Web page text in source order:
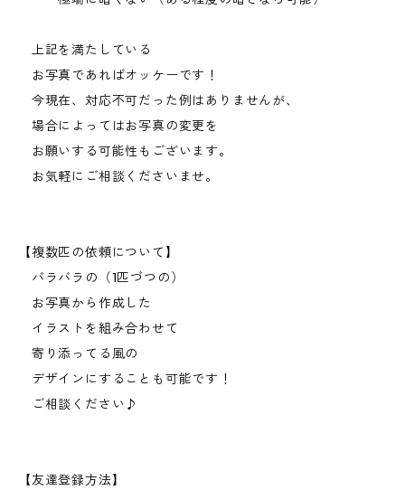
上記を満たしている
お写真であればオッケーです！
今現在、対応不可だった例はありませんが、
場合によってはお写真の変更を
お願いする可能性もございます。
お気軽にご相談くださいませ。
【複数匹の依頼について】
バラバラの（1匹づつの）
お写真から作成した
イラストを組み合わせて
寄り添ってる風の
デザインにすることも可能です！
ご相談ください♪
【友達登録方法】